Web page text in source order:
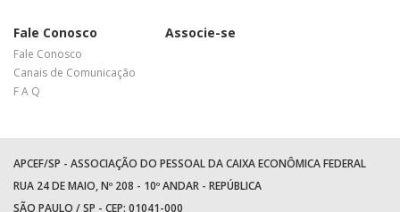
Fale Conosco
Fale Conosco
Canais de Comunicação
F A Q
Associe-se
APCEF/SP - ASSOCIAÇÃO DO PESSOAL DA CAIXA ECONÔMICA FEDERAL
RUA 24 DE MAIO, Nº 208 - 10º ANDAR - REPÚBLICA
SÃO PAULO / SP - CEP: 01041-000